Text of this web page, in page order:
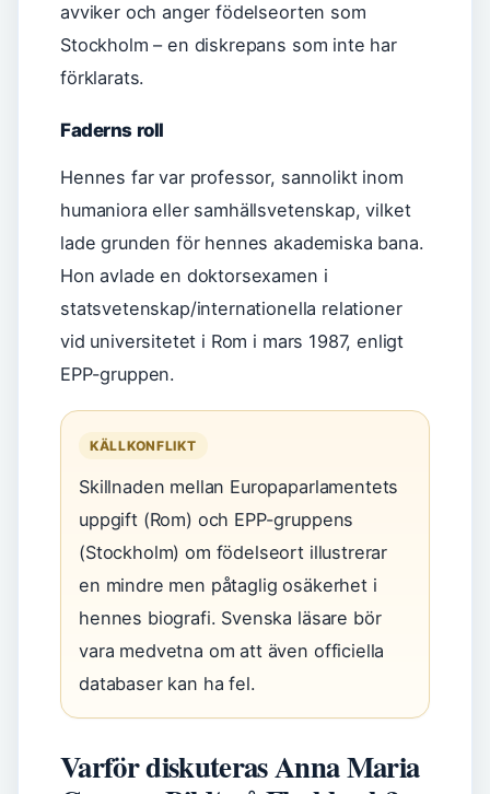
avviker och anger födelseorten som
Stockholm – en diskrepans som inte har
förklarats.
Faderns roll
Hennes far var professor, sannolikt inom
humaniora eller samhällsvetenskap, vilket
lade grunden för hennes akademiska bana.
Hon avlade en doktorsexamen i
statsvetenskap/internationella relationer
vid universitetet i Rom i mars 1987, enligt
EPP-gruppen.
KÄLLKONFLIKT
Skillnaden mellan Europaparlamentets
uppgift (Rom) och EPP-gruppens
(Stockholm) om födelseort illustrerar
en mindre men påtaglig osäkerhet i
hennes biografi. Svenska läsare bör
vara medvetna om att även officiella
databaser kan ha fel.
Varför diskuteras Anna Maria